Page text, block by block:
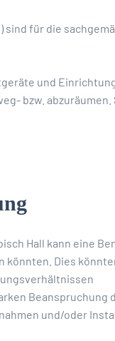
sind für die
und
bzw.
Hall kann eine
könnten. Dies
Beanspruchung
und/oder